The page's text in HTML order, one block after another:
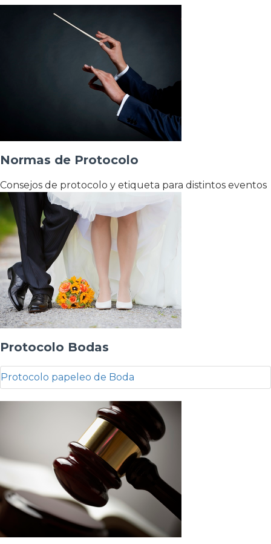
Normas de Protocolo
Consejos de protocolo y etiqueta para distintos eventos
Protocolo Bodas
Protocolo papeleo de Boda